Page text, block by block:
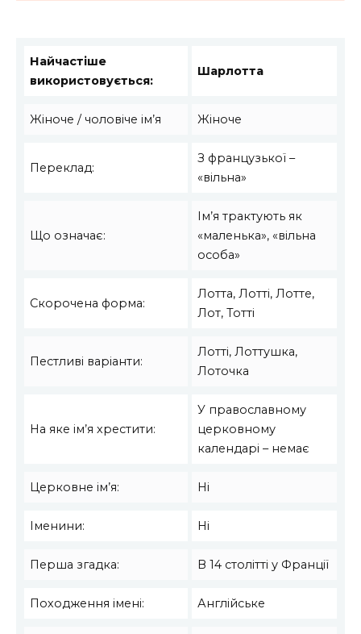
Найчастіше
використовується:
Шарлотта
Жіноче / чоловіче ім’я Жіноче
Переклад:
З французької –
«вільна»
Що означає:
Ім’я трактують як
«маленька», «вільна
особа»
Скорочена форма:
Лотта, Лотті, Лотте,
Лот, Тотті
Пестливі варіанти:
Лотті, Лоттушка,
Лоточка
На яке ім’я хрестити:
У православному
церковному
календарі – немає
Церковне ім’я: Ні
Іменини: Ні
Перша згадка: В 14 столітті у Франції
Походження імені: Англійське